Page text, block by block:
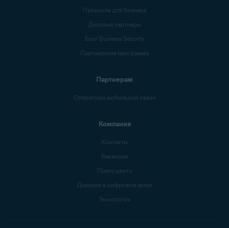
Продукты для бизнеса
Деловые партнеры
Блог Business Security
Партнерская программа
Партнерам
Операторы мобильной связи
Компания
Контакты
Вакансии
Пресс-центр
Доверие в цифровом мире
Технология